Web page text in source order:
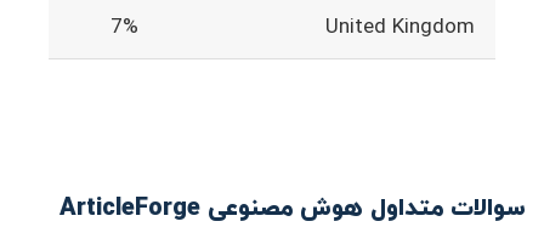
United Kingdom
7%
سوالات متداول هوش مصنوعی ArticleForge